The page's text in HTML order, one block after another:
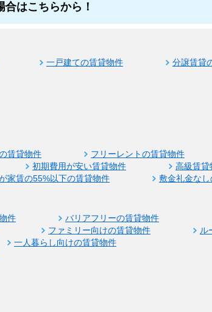
はこちらから！
一戸建ての賃貸物件
分譲賃貸
賃貸物件
フリーレントの賃貸物件
初期費用が安い賃貸物件
高級賃貸
家賃の55%以下の賃貸物件 敷金礼金な
件
バリアフリーの賃貸物件
ファミリー向けの賃貸物件
ル
一人暮らし向けの賃貸物件